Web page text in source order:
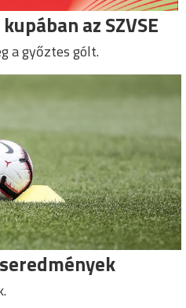
az SZVSE
a győztes gólt.